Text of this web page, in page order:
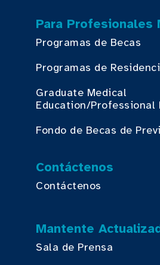
Para Profesionales
Programas de Becas
Programas de
Graduate Medical
Education/Professional
Fondo de Becas de
Contáctenos
Contáctenos
Mantente
Sala de Prensa